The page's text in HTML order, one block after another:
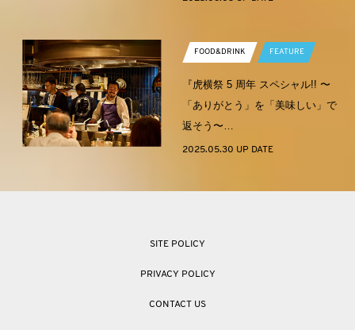
FOOD&DRINK FEATURE
『虎横祭 5 周年 スペシャル!! 〜
「ありがとう」を「美味しい」で
返そう〜…
2025.05.30 UP DATE
SITE POLICY
PRIVACY POLICY
CONTACT US